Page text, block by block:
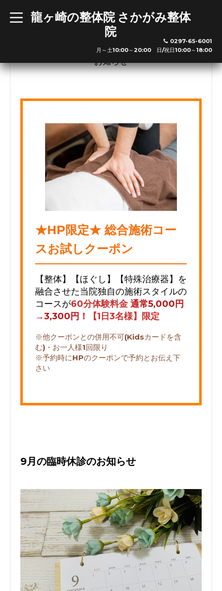
龍ヶ崎の整体院 さかがみ整体
院
t
o
a
v
0297-65-6001
月～土10:00～20:00 日/祝日10:00～18:00
※新規の方は最終受付の30分前までお越し下さい
利用可能クレジットカード
※その他交通系ICやクレジットカードも利用可能です。
お知らせ
★HP限定★ 総合施術コー
スお試しクーポン
【整体】【ほぐし】【特殊治療器】を
融合させた当院独自の施術スタイルの
コースが60分体験料金 通常5,000円
→3,300円！
【1日3名様】限定
※他クーポンとの併用不可(Kidsカードを含
む)・お一人様1回限り
※予約時にHPのクーポンで予約とお伝え下
さい
9月の臨時休診のお知らせ